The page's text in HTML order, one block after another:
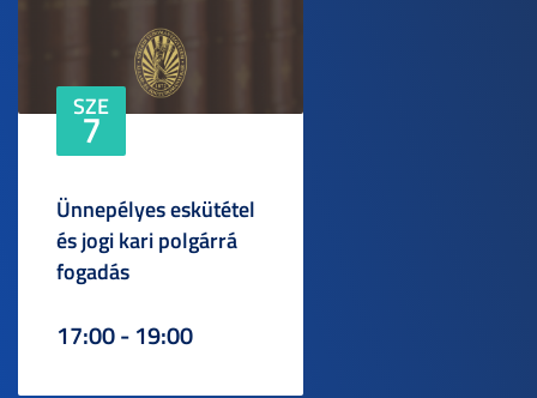
SZE
7
Ünnepélyes eskütétel
és jogi kari polgárrá
fogadás
17:00 - 19:00